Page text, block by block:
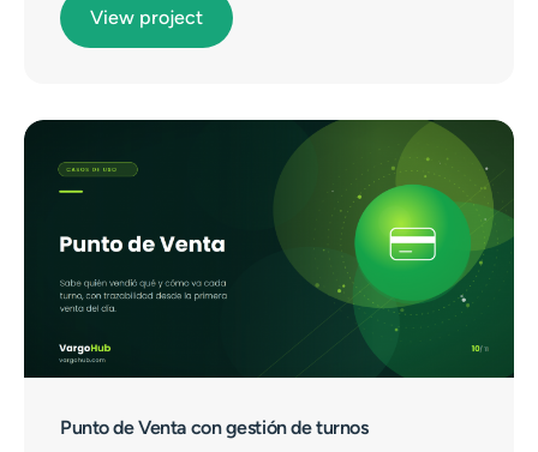
View project
Punto de Venta con gestión de turnos